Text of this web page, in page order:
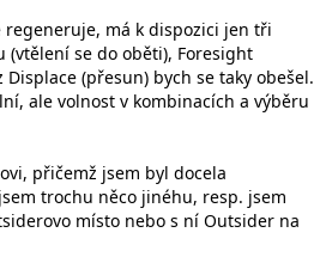
má k dispozici jen tři
se do oběti), Foresight
(přesun) bych se taky obešel.
ale volnost v kombinacích a výběru
přičemž jsem byl docela
trochu něco jinéhu, resp. jsem
místo nebo s ní Outsider na